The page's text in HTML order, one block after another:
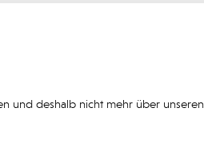
und deshalb nicht mehr über unseren